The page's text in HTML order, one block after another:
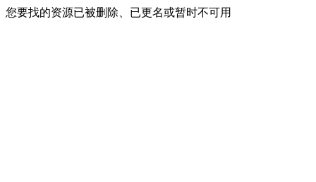
您要找的资源已被删除、已更名或暂时不可用